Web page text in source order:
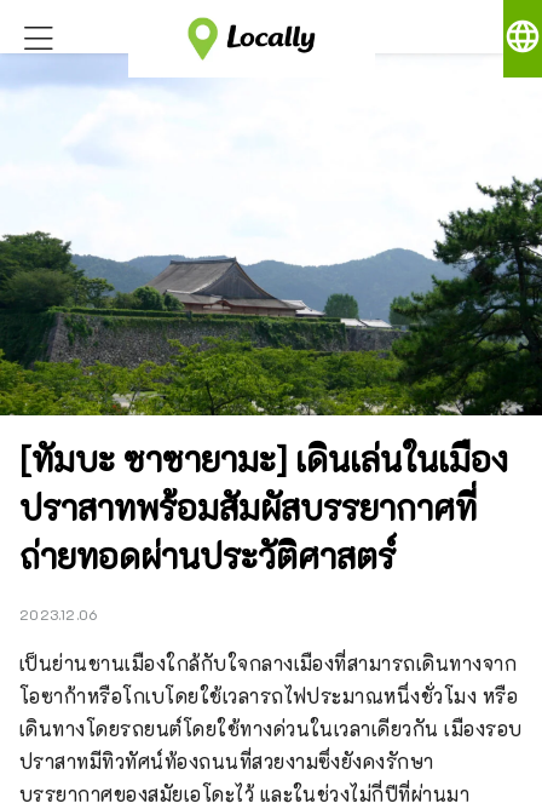
language
[ทัมบะ ซาซายามะ] เดินเล่นในเมือง
ปราสาทพร้อมสัมผัสบรรยากาศที่
ถ่ายทอดผ่านประวัติศาสตร์
2023.12.06
เป็นย่านชานเมืองใกล้กับใจกลางเมืองที่สามารถเดินทางจาก
โอซาก้าหรือโกเบโดยใช้เวลารถไฟประมาณหนึ่งชั่วโมง หรือ
เดินทางโดยรถยนต์โดยใช้ทางด่วนในเวลาเดียวกัน เมืองรอบ
ปราสาทมีทิวทัศน์ท้องถนนที่สวยงามซึ่งยังคงรักษา
บรรยากาศของสมัยเอโดะไว้ และในช่วงไม่กี่ปีที่ผ่านมา